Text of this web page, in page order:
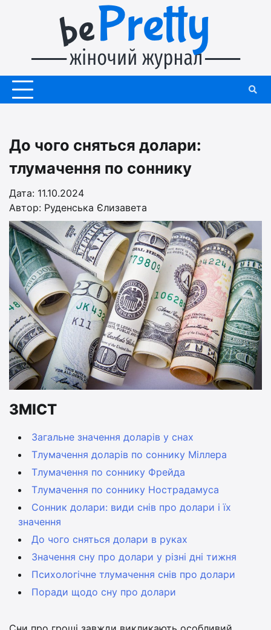
До чого сняться долари:
тлумачення по соннику
Дата: 11.10.2024
Автор: Руденська Єлизавета
ЗМІСТ
Загальне значення доларів у снах
Тлумачення доларів по соннику Міллера
Тлумачення по соннику Фрейда
Тлумачення по соннику Нострадамуса
Сонник долари: види снів про долари і їх
значення
До чого сняться долари в руках
Значення сну про долари у різні дні тижня
Психологічне тлумачення снів про долари
Поради щодо сну про долари